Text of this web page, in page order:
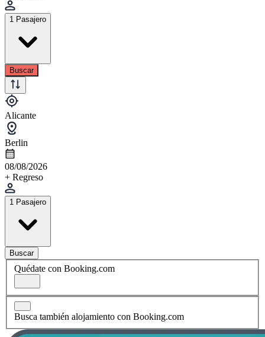
1 Pasajero
Buscar
Alicante
Berlin
08/08/2026
+ Regreso
1 Pasajero
Buscar
Quédate con Booking.com
Busca también alojamiento con Booking.com